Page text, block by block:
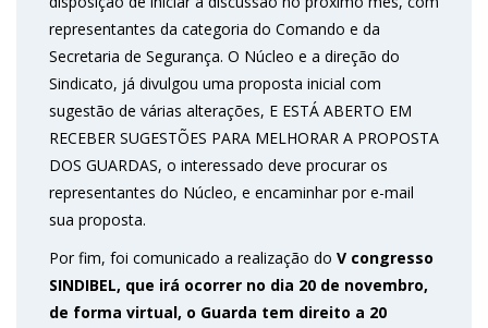
representantes da categoria do Comando e da
Secretaria de Segurança. O Núcleo e a direção do
Sindicato, já divulgou uma proposta inicial com
sugestão de várias alterações, E ESTÁ ABERTO EM
RECEBER SUGESTÕES PARA MELHORAR A PROPOSTA
DOS GUARDAS, o interessado deve procurar os
representantes do Núcleo, e encaminhar por e-mail
sua proposta.
Por fim, foi comunicado a realização do V congresso
SINDIBEL, que irá ocorrer no dia 20 de novembro,
de forma virtual, o Guarda tem direito a 20